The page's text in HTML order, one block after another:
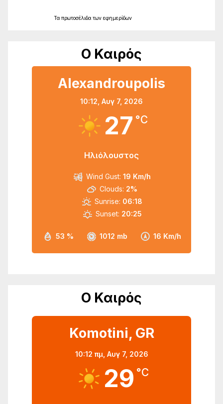
Τα πρωτοσέλιδα των εφημερίδων
Ο Καιρός
Alexandroupolis
10:12, Αυγ 7, 2026
27 °C
Ηλιόλουστος
53 % 1012 mb 16 Km/h
Wind Gust: 19 Km/h
Clouds: 2%
Sunrise: 06:18
Sunset: 20:25
Ο Καιρός
Komotini, GR
10:12 πμ, Αυγ 7, 2026
29 °C